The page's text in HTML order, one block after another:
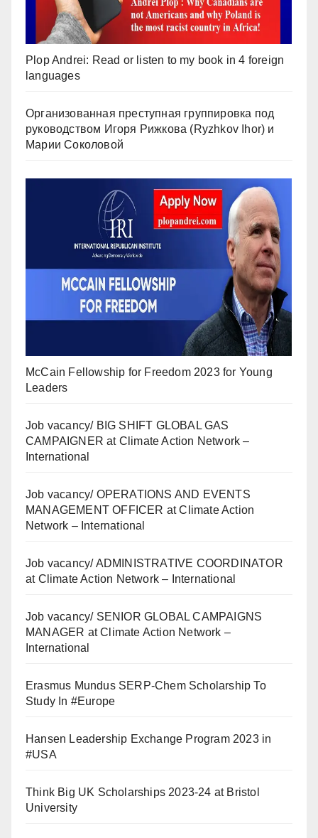
Plop Andrei: Read or listen to my book in 4 foreign
languages
Организованная преступная группировка под
руководством Игоря Рижкова (Ryzhkov Ihor) и
Марии Соколовой
McCain Fellowship for Freedom 2023 for Young
Leaders
Job vacancy/ BIG SHIFT GLOBAL GAS
CAMPAIGNER at Climate Action Network –
International
Job vacancy/ OPERATIONS AND EVENTS
MANAGEMENT OFFICER at Climate Action
Network – International
Job vacancy/ ADMINISTRATIVE COORDINATOR
at Climate Action Network – International
Job vacancy/ SENIOR GLOBAL CAMPAIGNS
MANAGER at Climate Action Network –
International
Erasmus Mundus SERP-Chem Scholarship To
Study In #Europe
Hansen Leadership Exchange Program 2023 in
#USA
Think Big UK Scholarships 2023-24 at Bristol
University